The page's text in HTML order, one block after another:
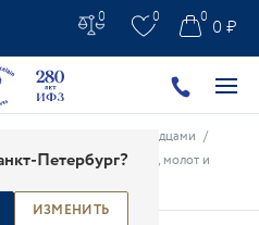
Петербург?
ИЗМЕНИТЬ
0 0 0 ₽
0
Чашки с блюдцами /
Весенняя рисунок Серп, молот и